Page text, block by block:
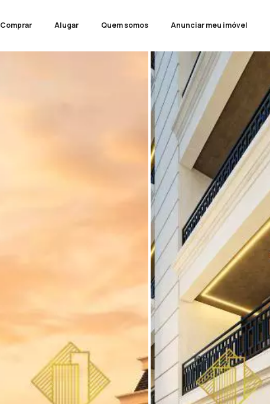
Comprar Alugar Quem somos Anunciar meu imóvel